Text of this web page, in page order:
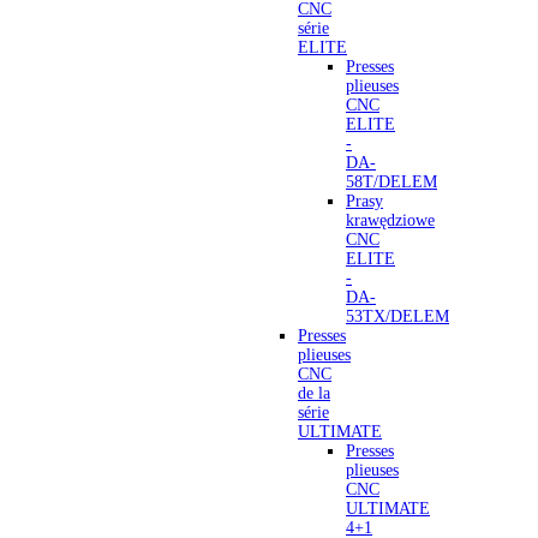
CNC
série
ELITE
Presses
plieuses
CNC
ELITE
-
DA-
58T/DELEM
Prasy
krawędziowe
CNC
ELITE
-
DA-
53TX/DELEM
Presses
plieuses
CNC
de la
série
ULTIMATE
Presses
plieuses
CNC
ULTIMATE
4+1